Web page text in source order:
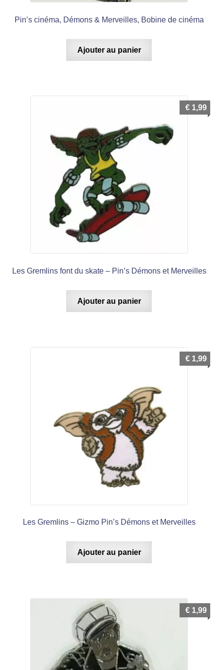
Pin’s cinéma, Démons & Merveilles, Bobine de cinéma
Ajouter au panier
Les Gremlins font du skate – Pin’s Démons et Merveilles
€ 1,99
Ajouter au panier
Les Gremlins – Gizmo Pin’s Démons et Merveilles
€ 1,99
Ajouter au panier
€ 1,99